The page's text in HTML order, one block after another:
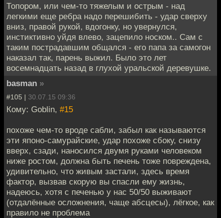
Топором, или чем-то тяжелым и острым - над
легкими еще ребра надо перешибить - удар сверху
вниз, правой рукой, вдогонку, но увернулся,
инстиктивно уйдя влево, зацепило носком.. Сам с
таким пострадавшим общался - его папа за самогон
наказал так, парень выжил. Было это лет
восемнадцать назад в глухой уральской деревушке.
basman »
#105 | 30.07.15 09:36
Кому: Goblin, #15
похоже чем-то вроде сабли, забыл как называются
эти японо-самурайские, удар похоже сбоку, снизу
вверх, сзади, наносился двумя руками человеком
ниже ростом, должна быть печень тоже повреждена,
удивительно, что живым застали, здесь время
фактор, вызвав скорую вы спасли ему жизнь,
надеюсь, хотя с печенью у нас 50/50 выживают
(отдалённые осложнения, чаще абсцесы), лёгкое, как
правило не проблема